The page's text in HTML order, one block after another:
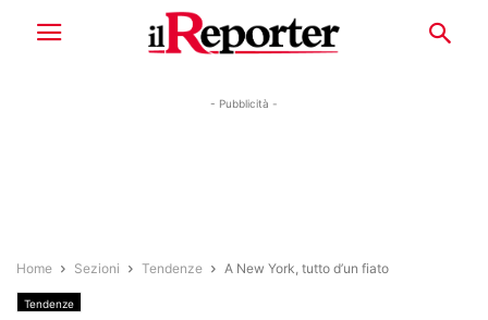
- Pubblicità -
Home Sezioni Tendenze A New York, tutto d’un fiato
Tendenze